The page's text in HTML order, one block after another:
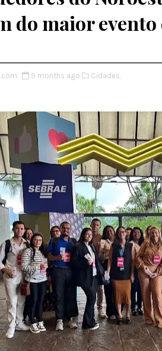
do maior
9 months ago Cidades,